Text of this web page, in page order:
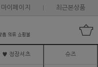
마이페이지 최근본상품
♥ 정장셔츠 슈즈